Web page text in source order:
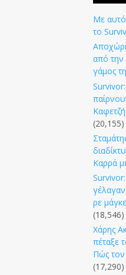
Με
το
από την
γάμος
(20,155)
Καρρά
ρε
(18,546)
Χάρης
πέταξε
Πώς τον
(17,290)